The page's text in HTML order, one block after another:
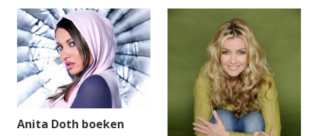
Anita Doth boeken